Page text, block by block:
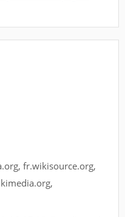
, fr.wikisource.org,
,